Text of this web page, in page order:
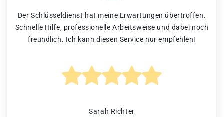
Der Schlüsseldienst hat meine Erwartungen übertroffen.
Schnelle Hilfe, professionelle Arbeitsweise und dabei noch
freundlich. Ich kann diesen Service nur empfehlen!
Sarah Richter